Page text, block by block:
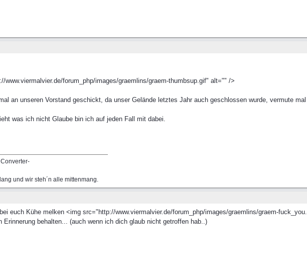
www.viermalvier.de/forum_php/images/graemlins/graem-thumbsup.gif" alt="" />
an unseren Vorstand geschickt, da unser Gelände letztes Jahr auch geschlossen wurde, vermute
was ich nicht Glaube bin ich auf jeden Fall mit dabei.
und wir steh´n alle mittenmang.
euch Kühe melken <img src="http://www.viermalvier.de/forum_php/images/graemlins/graem-
Erinnerung behalten... (auch wenn ich dich glaub nicht getroffen hab..)